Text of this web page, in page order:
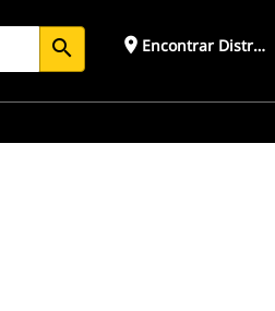
search place Encontrar